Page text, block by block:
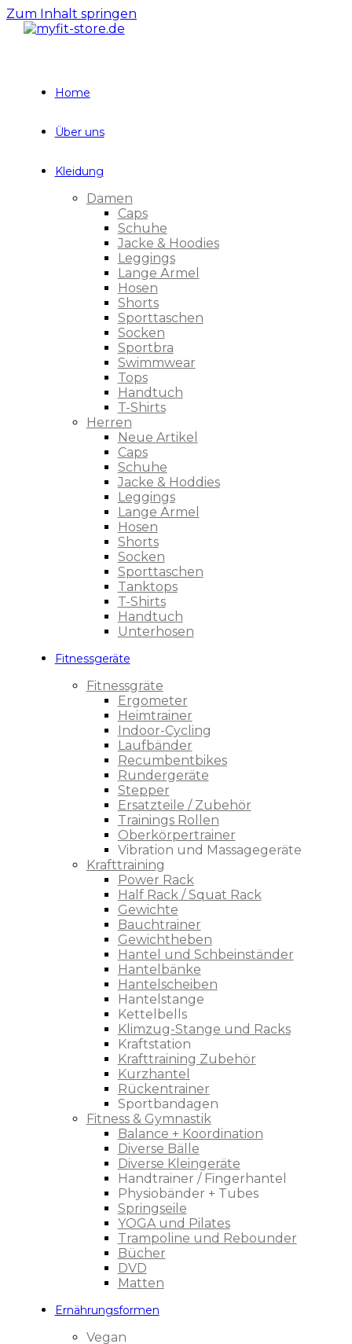
Zum Inhalt springen
Home
Über uns
Kleidung
Damen
Caps
Schuhe
Jacke & Hoodies
Leggings
Lange Ärmel
Hosen
Shorts
Sporttaschen
Socken
Sportbra
Swimmwear
Tops
Handtuch
T-Shirts
Herren
Neue Artikel
Caps
Schuhe
Jacke & Hoddies
Leggings
Lange Ärmel
Hosen
Shorts
Socken
Sporttaschen
Tanktops
T-Shirts
Handtuch
Unterhosen
Fitnessgeräte
Fitnessgräte
Ergometer
Heimtrainer
Indoor-Cycling
Laufbänder
Recumbentbikes
Rundergeräte
Stepper
Ersatzteile / Zubehör
Trainings Rollen
Oberkörpertrainer
Vibration und Massagegeräte
Krafttraining
Power Rack
Half Rack / Squat Rack
Gewichte
Bauchtrainer
Gewichtheben
Hantel und Schbeinständer
Hantelbänke
Hantelscheiben
Hantelstange
Kettelbells
Klimzug-Stange und Racks
Kraftstation
Krafttraining Zubehör
Kurzhantel
Rückentrainer
Sportbandagen
Fitness & Gymnastik
Balance + Koordination
Diverse Bälle
Diverse Kleingeräte
Handtrainer / Fingerhantel
Physiobänder + Tubes
Springseile
YOGA und Pilates
Trampoline und Rebounder
Bücher
DVD
Matten
Ernährungsformen
Vegan